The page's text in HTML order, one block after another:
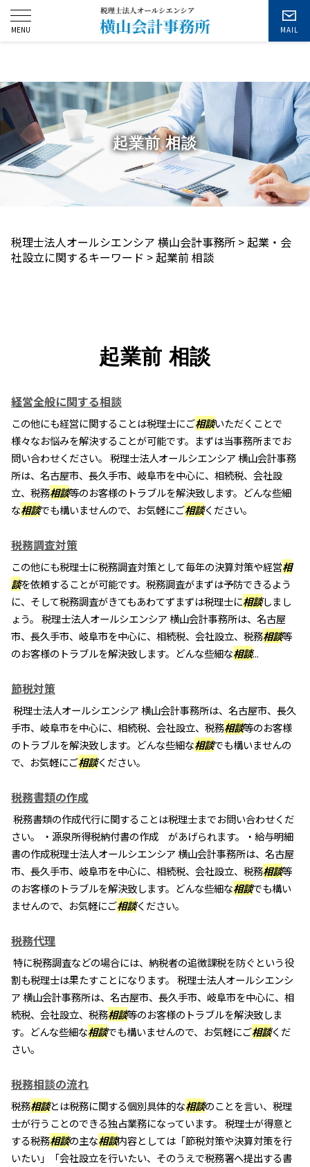
お問い合わせ
起業前 相談
税理士法人オールシエンシア 横山会計事務所 >起業・会
社設立に関するキーワード >起業前 相談
起業前 相談
経営全般に関する相談
この他にも経営に関することは税理士にご相談いただくことで
様々なお悩みを解決することが可能です。まずは当事務所までお
問い合わせください。 税理士法人オールシエンシア 横山会計事務
所は、名古屋市、長久手市、岐阜市を中心に、相続税、会社設
立、税務相談等のお客様のトラブルを解決致します。どんな些細
な相談でも構いませんので、お気軽にご相談ください。
税務調査対策
この他にも税理士に税務調査対策として毎年の決算対策や経営相
談を依頼することが可能です。税務調査がまずは予防できるよう
に、そして税務調査がきてもあわてずまずは税理士に相談しまし
ょう。 税理士法人オールシエンシア 横山会計事務所は、名古屋
市、長久手市、岐阜市を中心に、相続税、会社設立、税務相談等
のお客様のトラブルを解決致します。どんな些細な相談...
節税対策
税理士法人オールシエンシア 横山会計事務所は、名古屋市、長久
手市、岐阜市を中心に、相続税、会社設立、税務相談等のお客様
のトラブルを解決致します。どんな些細な相談でも構いませんの
で、お気軽にご相談ください。
税務書類の作成
税務書類の作成代行に関することは税理士までお問い合わせくだ
さい。 ・源泉所得税納付書の作成 があげられます。・給与明細
書の作成税理士法人オールシエンシア 横山会計事務所は、名古屋
市、長久手市、岐阜市を中心に、相続税、会社設立、税務相談等
のお客様のトラブルを解決致します。どんな些細な相談でも構い
ませんので、お気軽にご相談ください。
税務代理
特に税務調査などの場合には、納税者の追徴課税を防ぐという役
割も税理士は果たすことになります。 税理士法人オールシエンシ
ア 横山会計事務所は、名古屋市、長久手市、岐阜市を中心に、相
続税、会社設立、税務相談等のお客様のトラブルを解決致しま
す。どんな些細な相談でも構いませんので、お気軽にご相談くだ
さい。
税務相談の流れ
税務相談とは税務に関する個別具体的な相談のことを言い、税理
士が行うことのできる独占業務になっています。 税理士が得意と
する税務相談の主な相談内容としては「節税対策や決算対策を行
いたい」「会社設立を行いたい、そのうえで税務署へ提出する書